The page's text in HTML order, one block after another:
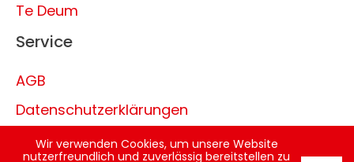
Te Deum
Service
AGB
Datenschutzerklärungen
Impressum
Wir verwenden Cookies, um unsere Website
nutzerfreundlich und zuverlässig bereitstellen zu